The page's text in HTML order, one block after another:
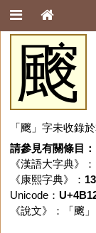
䬒
「䬒」字未收錄
請參見有關條目：
《漢語大字典》：
《康熙字典》：
Unicode：
《說文》：「 䬒」